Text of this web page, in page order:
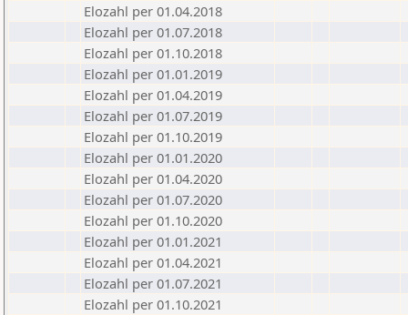
Elozahl per 01.04.2018
Elozahl per 01.07.2018
Elozahl per 01.10.2018
Elozahl per 01.01.2019
Elozahl per 01.04.2019
Elozahl per 01.07.2019
Elozahl per 01.10.2019
Elozahl per 01.01.2020
Elozahl per 01.04.2020
Elozahl per 01.07.2020
Elozahl per 01.10.2020
Elozahl per 01.01.2021
Elozahl per 01.04.2021
Elozahl per 01.07.2021
Elozahl per 01.10.2021